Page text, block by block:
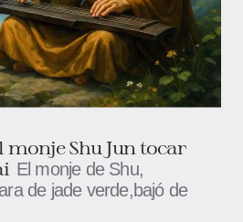
monje Shu Jun tocar
El monje de Shu,
de jade verde,bajó de